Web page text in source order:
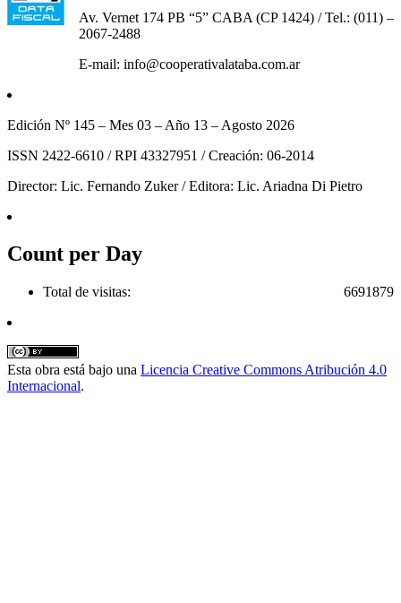
Av. Vernet 174 PB “5” CABA (CP 1424) / Tel.: (011) –
2067-2488
E-mail: info@cooperativalataba.com.ar
Edición Nº 145 – Mes 03 – Año 13 – Agosto 2026
ISSN 2422-6610 / RPI 43327951 / Creación: 06-2014
Director: Lic. Fernando Zuker / Editora: Lic. Ariadna Di Pietro
Count per Day
6691879
Total de visitas:
Esta obra está bajo una Licencia Creative Commons Atribución 4.0
Internacional.